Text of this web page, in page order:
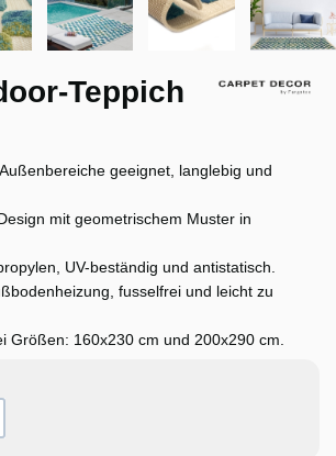
Teppich
geeignet, langlebig und
mit geometrischem Muster in
UV-beständig und antistatisch.
fusselfrei und leicht zu
Größen: 160x230 cm und 200x290 cm.